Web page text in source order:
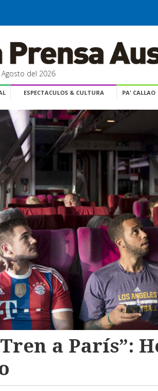
del 2026
ESPECTACULOS & CULTURA PA' CALLAO
Tren a París”: